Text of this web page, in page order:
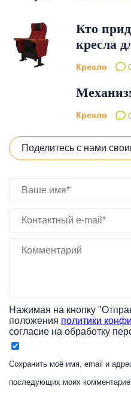
Кто
кресла
Кресло
Кресло
Поделитесь с нами
Нажимая на кнопку
положения политики
согласие на обработку
Сохранить моё имя, email и
последующих моих